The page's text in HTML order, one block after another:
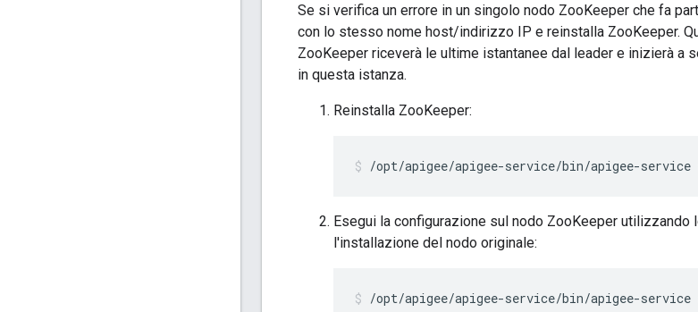
Se si verifica un errore in un singolo nodo ZooKeeper che fa
con lo stesso nome host/indirizzo IP e reinstalla ZooKeeper.
ZooKeeper riceverà le ultime istantanee dal leader e inizierà a
in questa istanza.
Reinstalla ZooKeeper:
/opt/apigee/apigee-service/bin/apigee-
Esegui la configurazione sul nodo ZooKeeper
l'installazione del nodo originale:
/opt/apigee/apigee-service/bin/apigee-